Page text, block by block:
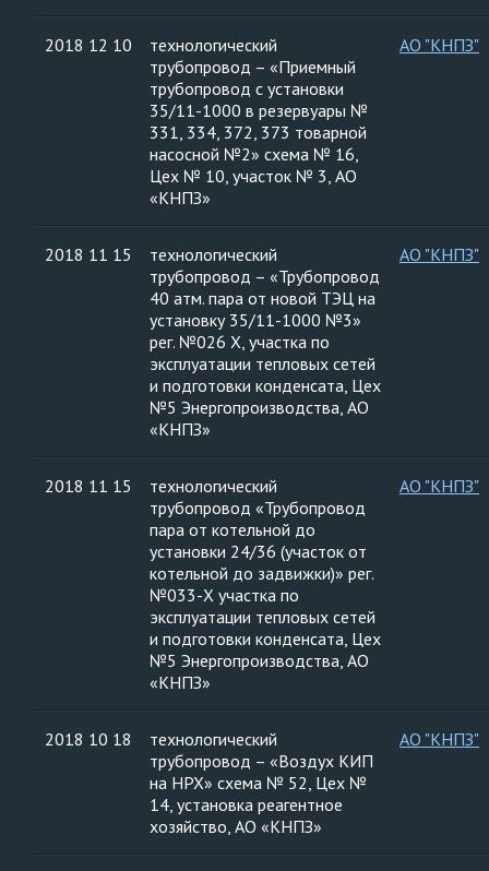
2018 12 10
технологический
трубопровод – «Приемный
трубопровод с установки
35/11-1000 в резервуары №
331, 334, 372, 373 товарной
насосной №2» схема № 16,
Цех № 10, участок № 3, АО
«КНПЗ»
АО "КНПЗ"
2018 11 15
технологический
трубопровод – «Трубопровод
40 атм. пара от новой ТЭЦ на
установку 35/11-1000 №3»
рег. №026 Х, участка по
эксплуатации тепловых сетей
и подготовки конденсата, Цех
№5 Энергопроизводства, АО
«КНПЗ»
АО "КНПЗ"
2018 11 15
технологический
трубопровод «Трубопровод
пара от котельной до
установки 24/36 (участок от
котельной до задвижки)» рег.
№033-Х участка по
эксплуатации тепловых сетей
и подготовки конденсата, Цех
№5 Энергопроизводства, АО
«КНПЗ»
АО "КНПЗ"
2018 10 18
технологический
трубопровод – «Воздух КИП
на НРХ» схема № 52, Цех №
14, установка реагентное
хозяйство, АО «КНПЗ»
АО "КНПЗ"